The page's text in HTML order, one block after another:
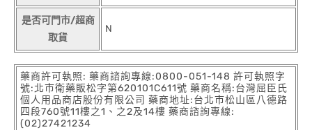
是否可門市/超商
取貨
N
藥商許可執照: 藥商諮詢專線:0800-051-148 許可執照字
號:北市衛藥販松字第620101C611號 藥商名稱:台灣屈臣氏
個人用品商店股份有限公司 藥商地址:台北市松山區八德路
四段760號11樓之1、之2及14樓 藥商諮詢專線:
(02)27421234